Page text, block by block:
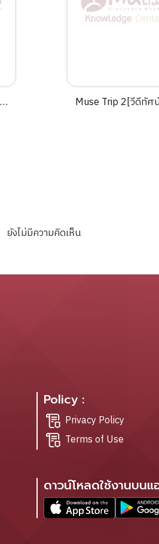
Muse Trip 2[วีดีทัศ
ยังไม่มีความคิดเห็น
Policy :
Privacy Policy
Terms of Use
ดาวน์โหลดใช้งานบน